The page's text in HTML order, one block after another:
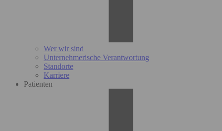
Wer wir sind
Unternehmerische Verantwortung
Standorte
Karriere
Patienten